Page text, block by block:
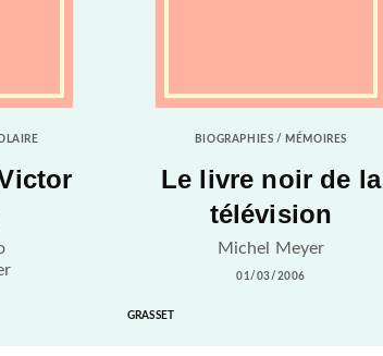
BIOGRAPHIES / MÉMOIRES
Le livre noir de la
télévision
Michel Meyer
01/03/2006
GRASSET